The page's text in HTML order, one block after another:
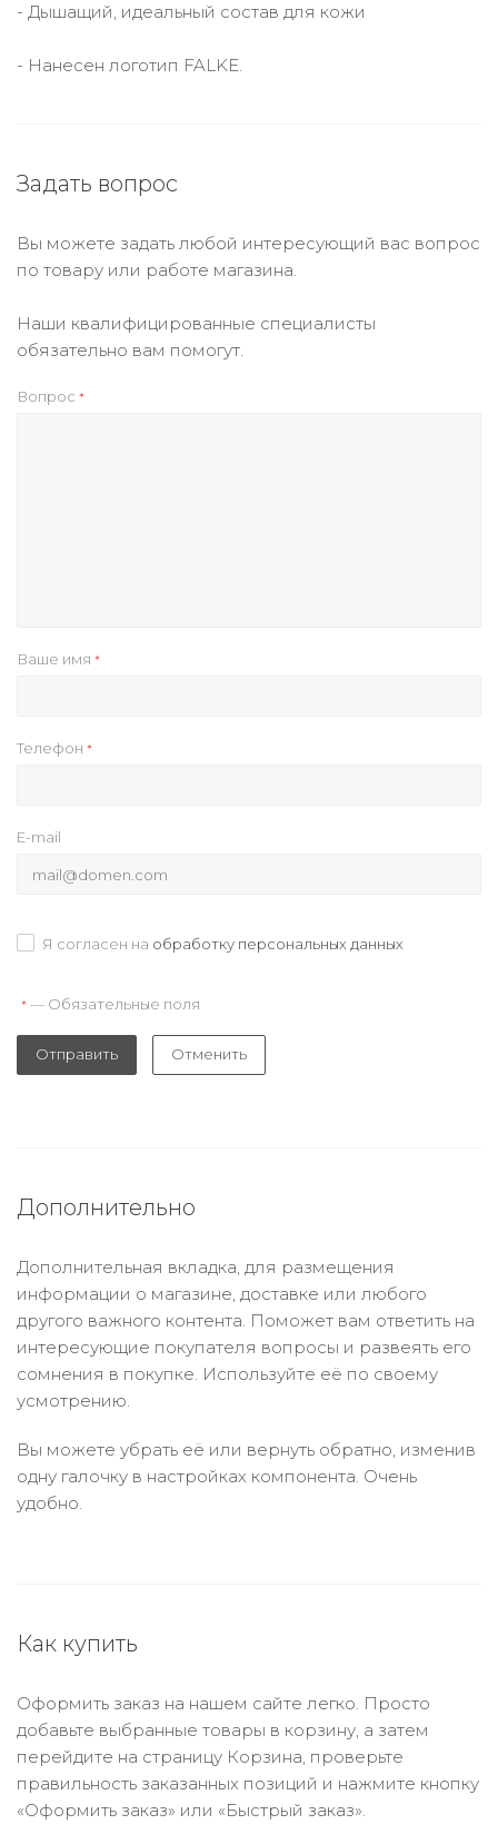
- Дышащий, идеальный состав для кожи
- Нанесен логотип FALKE.
Задать вопрос
Вы можете задать любой интересующий вас вопрос
по товару или работе магазина.
Наши квалифицированные специалисты
обязательно вам помогут.
Вопрос *
Ваше имя *
Телефон *
E-mail
Я согласен на обработку персональных данных
* — Обязательные поля
Отправить Отменить
Дополнительно
Дополнительная вкладка, для размещения
информации о магазине, доставке или любого
другого важного контента. Поможет вам ответить на
интересующие покупателя вопросы и развеять его
сомнения в покупке. Используйте её по своему
усмотрению.
Вы можете убрать её или вернуть обратно, изменив
одну галочку в настройках компонента. Очень
удобно.
Как купить
Оформить заказ на нашем сайте легко. Просто
добавьте выбранные товары в корзину, а затем
перейдите на страницу Корзина, проверьте
правильность заказанных позиций и нажмите кнопку
«Оформить заказ» или «Быстрый заказ».